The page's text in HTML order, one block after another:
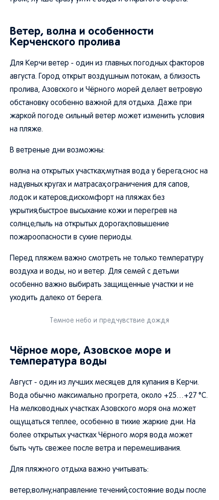
Ветер, волна и особенности
Керченского пролива
Для Керчи ветер - один из главных погодных факторов
августа. Город открыт воздушным потокам, а близость
пролива, Азовского и Чёрного морей делает ветровую
обстановку особенно важной для отдыха. Даже при
жаркой погоде сильный ветер может изменить условия
на пляже.
В ветреные дни возможны:
волна на открытых участках;мутная вода у берега;снос на
надувных кругах и матрасах;ограничения для сапов,
лодок и катеров;дискомфорт на пляжах без
укрытия;быстрое высыхание кожи и перегрев на
солнце;пыль на открытых дорогах;повышение
пожароопасности в сухие периоды.
Перед пляжем важно смотреть не только температуру
воздуха и воды, но и ветер. Для семей с детьми
особенно важно выбирать защищенные участки и не
уходить далеко от берега.
Темное небо и предчувствие дождя
Чёрное море, Азовское море и
температура воды
Август - один из лучших месяцев для купания в Керчи.
Вода обычно максимально прогрета, около +25…+27 °C.
На мелководных участках Азовского моря она может
ощущаться теплее, особенно в тихие жаркие дни. На
более открытых участках Чёрного моря вода может
быть чуть свежее после ветра и перемешивания.
Для пляжного отдыха важно учитывать:
ветер;волну;направление течений;состояние воды после